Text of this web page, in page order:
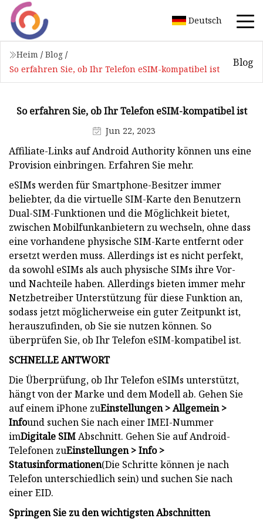
Deutsch
Heim / Blog /
So erfahren Sie, ob Ihr Telefon eSIM-kompatibel ist
Blog
So erfahren Sie, ob Ihr Telefon eSIM-kompatibel ist
Jun 22, 2023
Affiliate-Links auf Android Authority können uns eine
Provision einbringen. Erfahren Sie mehr.
eSIMs werden für Smartphone-Besitzer immer
beliebter, da die virtuelle SIM-Karte den Benutzern
Dual-SIM-Funktionen und die Möglichkeit bietet,
zwischen Mobilfunkanbietern zu wechseln, ohne dass
eine vorhandene physische SIM-Karte entfernt oder
ersetzt werden muss. Allerdings ist es nicht perfekt,
da sowohl eSIMs als auch physische SIMs ihre Vor-
und Nachteile haben. Allerdings bieten immer mehr
Netzbetreiber Unterstützung für diese Funktion an,
sodass jetzt möglicherweise ein guter Zeitpunkt ist,
herauszufinden, ob Sie sie nutzen können. So
überprüfen Sie, ob Ihr Telefon eSIM-kompatibel ist.
SCHNELLE ANTWORT
Die Überprüfung, ob Ihr Telefon eSIMs unterstützt,
hängt von der Marke und dem Modell ab. Gehen Sie
auf einem iPhone zuEinstellungen > Allgemein >
Infound suchen Sie nach einer IMEI-Nummer
imDigitale SIMAbschnitt. Gehen Sie auf Android-
Telefonen zuEinstellungen > Info >
Statusinformationen(Die Schritte können je nach
Telefon unterschiedlich sein) und suchen Sie nach
einer EID.
Springen Sie zu den wichtigsten Abschnitten